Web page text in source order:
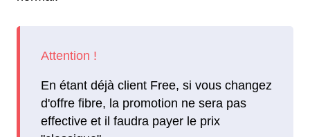
En étant déjà client Free, si vous changez
d'offre fibre, la promotion ne sera pas
effective et il faudra payer le prix